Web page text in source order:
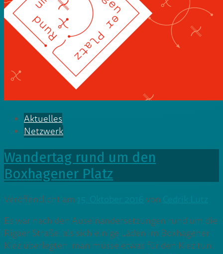
Aktuelles
Netzwerk
Wandertag rund um den
Boxhagener Platz
Veröffentlicht am 15. Oktober 2016 von Cedrik Lutz
Es war nach den Auseinandersetzungen rund um die
Rigaer Straße, als sich einige Läden im Boxhagener
Kiez überlegten, man müsse etwas für den Kiez tun.